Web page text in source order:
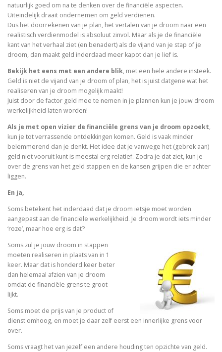
natuurlijk goed om na te denken over de financiële aspecten.
Uiteindelijk draait ondernemen om geld verdienen.
Dus het doorrekenen van je plan, het vertalen van je droom naar een
realistisch verdienmodel is absoluut zinvol. Maar als je de financiële
kant van het verhaal ziet (en benadert) als de vijand van je stap of je
droom, dan maakt geld inderdaad meer kapot dan je lief is.
Bekijk het eens met een andere blik, met een hele andere insteek.
Geld is niet de vijand van je droom of plan, het is juist datgene wat het
realiseren van je droom mogelijk maakt!
Juist door de factor geld mee te nemen in je plannen kun je jouw droom
werkelijkheid laten worden!
Als je met open vizier de financiële grens van je droom opzoekt,
kun je tot verrassende ontdekkingen komen. Geld is vaak minder
belemmerend dan je denkt. Het idee dat je vanwege het (gebrek aan)
geld niet vooruit kunt is meestal erg relatief. Zodra je dat ziet, kun je
over de grens van het geld stappen en de kansen grijpen die er achter
liggen.
En ja,
Soms betekent het inderdaad dat je droom ietsje moet worden
aangepast aan de financiële werkelijkheid. Je droom wordt iets minder
‘roze’, maar hoe erg is dat?
Soms zul je jouw droom in stappen
moeten realiseren in plaats van in 1
keer. Maar dat is honderd keer beter
dan helemaal afzien van je droom
omdat de financiële grens te groot
lijkt.
Soms moet de prijs van je product of
dienst omhoog, en moet je daar zelf eerst een innerlijke grens voor
over.
Soms vraagt het van jezelf een andere houding ten opzichte van geld.